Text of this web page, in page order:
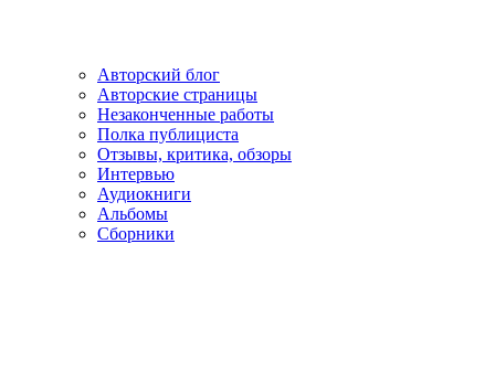
Авторский блог
Авторские страницы
Незаконченные работы
Полка публициста
Отзывы, критика, обзоры
Интервью
Аудиокниги
Альбомы
Сборники